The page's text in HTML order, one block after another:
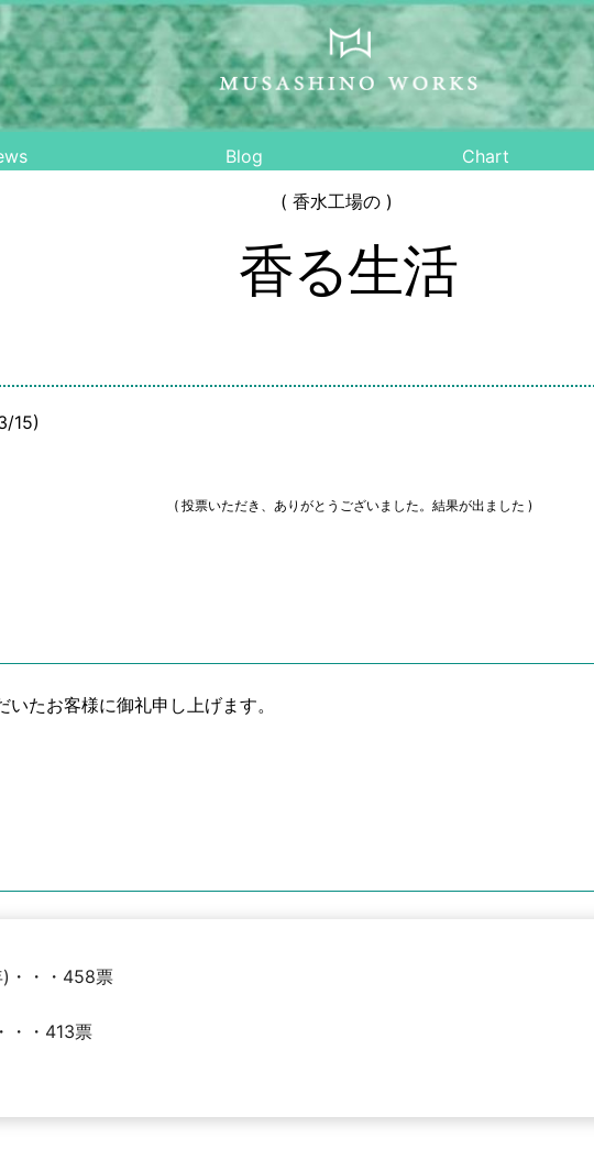
Blog Chart
( 香水工場の )
香る生活
15)
( 投票いただき、ありがとうございました。結果が出ました )
いたお客様に御礼申し上げます。
)・・・458票
・・413票